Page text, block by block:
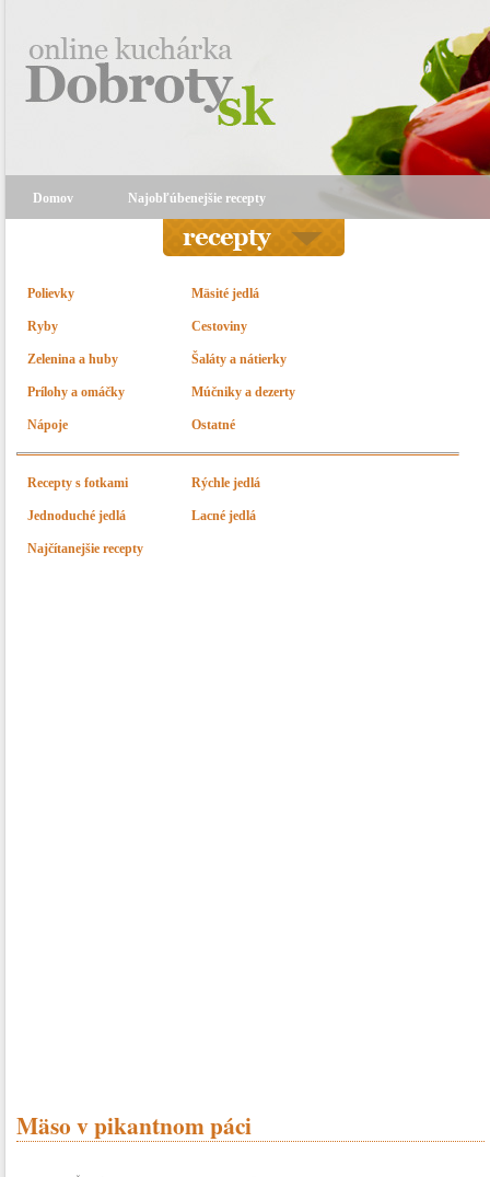
Domov Najobľúbenejšie recepty
Polievky Mäsité jedlá
Ryby Cestoviny
Zelenina a huby Šaláty a nátierky
Prílohy a omáčky Múčniky a dezerty
Nápoje Ostatné
Recepty s fotkami Rýchle jedlá
Jednoduché jedlá Lacné jedlá
Najčítanejšie recepty
Mäso v pikantnom páci